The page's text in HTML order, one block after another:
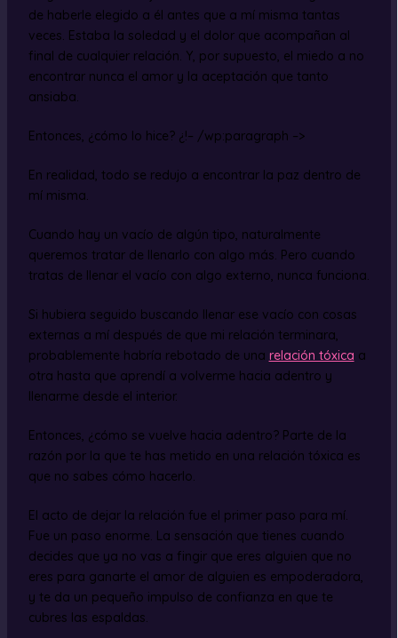
de haberle elegido a él antes que a mí misma tantas
veces. Estaba la soledad y el dolor que acompañan al
final de cualquier relación. Y, por supuesto, el miedo a no
encontrar nunca el amor y la aceptación que tanto
ansiaba.
Entonces, ¿cómo lo hice? ¿!– /wp:paragraph –>
En realidad, todo se redujo a encontrar la paz dentro de
mí misma.
Cuando hay un vacío de algún tipo, naturalmente
queremos tratar de llenarlo con algo más. Pero cuando
tratas de llenar el vacío con algo externo, nunca funciona.
Si hubiera seguido buscando llenar ese vacío con cosas
externas a mí después de que mi relación terminara,
probablemente habría rebotado de una relación tóxica a
otra hasta que aprendí a volverme hacia adentro y
llenarme desde el interior.
Entonces, ¿cómo se vuelve hacia adentro? Parte de la
razón por la que te has metido en una relación tóxica es
que no sabes cómo hacerlo.
El acto de dejar la relación fue el primer paso para mí.
Fue un paso enorme. La sensación que tienes cuando
decides que ya no vas a fingir que eres alguien que no
eres para ganarte el amor de alguien es empoderadora,
y te da un pequeño impulso de confianza en que te
cubres las espaldas.